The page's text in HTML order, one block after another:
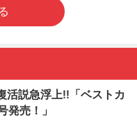
活説急浮上!!「ベストカ
発売！」